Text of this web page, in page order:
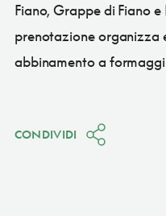
Fiano, Grappe di Fiano
prenotazione organizza
abbinamento a
CONDIVIDI